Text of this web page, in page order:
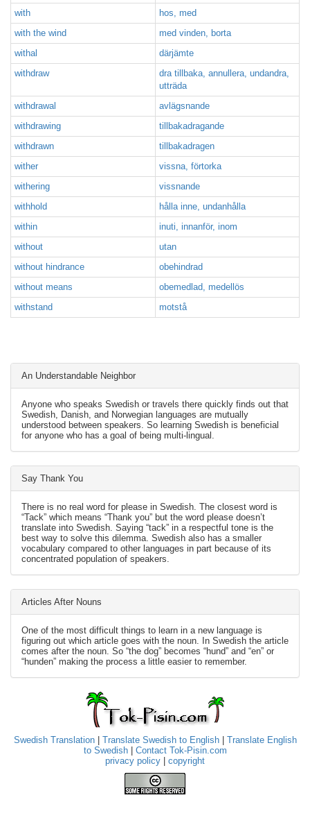
with
hos, med
with the wind
med vinden, borta
withal
därjämte
withdraw
dra tillbaka, annullera, undandra,
utträda
withdrawal
avlägsnande
withdrawing
tillbakadragande
withdrawn
tillbakadragen
wither
vissna, förtorka
withering
vissnande
withhold
hålla inne, undanhålla
within
inuti, innanför, inom
without
utan
without hindrance
obehindrad
without means
obemedlad, medellös
withstand
motstå
An Understandable Neighbor
Anyone who speaks Swedish or travels there quickly finds out that
Swedish, Danish, and Norwegian languages are mutually
understood between speakers. So learning Swedish is beneficial
for anyone who has a goal of being multi-lingual.
Say Thank You
There is no real word for please in Swedish. The closest word is
“Tack” which means “Thank you” but the word please doesn’t
translate into Swedish. Saying “tack” in a respectful tone is the
best way to solve this dilemma. Swedish also has a smaller
vocabulary compared to other languages in part because of its
concentrated population of speakers.
Articles After Nouns
One of the most difficult things to learn in a new language is
figuring out which article goes with the noun. In Swedish the article
comes after the noun. So “the dog” becomes “hund” and “en” or
“hunden” making the process a little easier to remember.
Swedish Translation| Translate Swedish to English| Translate English
to Swedish| Contact Tok-Pisin.com
privacy policy
copyright